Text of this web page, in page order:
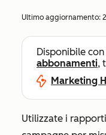
Ultimo aggiornamento:
Disponibile
abbonamenti,
Marketing
Utilizzate i